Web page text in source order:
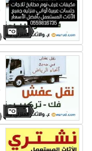
1
1